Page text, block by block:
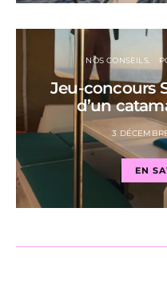
NOS CONSEILS
Jeu-concours
d’un
3
EN